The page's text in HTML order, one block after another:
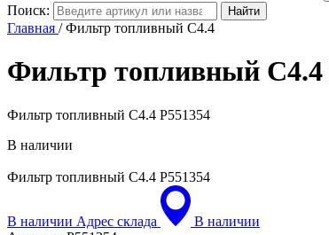
Поиск:
Главная /Фильтр топливный С4.4
Фильтр топливный С4.4
Фильтр топливный С4.4 P551354
В наличии
Фильтр топливный С4.4 P551354
В наличии Адрес склада
В наличии